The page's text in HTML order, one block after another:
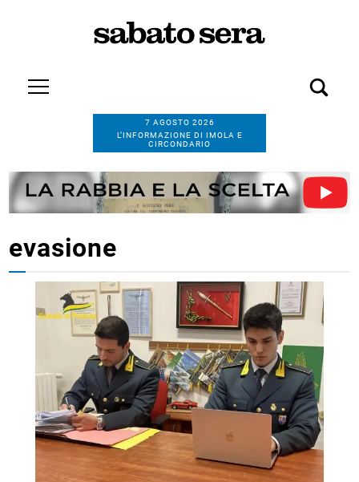
7 AGOSTO 2026
L’INFORMAZIONE DI IMOLA E
CIRCONDARIO
evasione